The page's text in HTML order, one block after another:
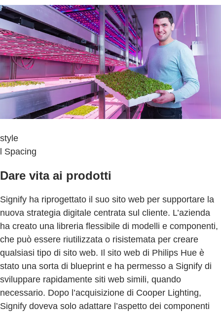
style
l Spacing
Dare vita ai prodotti
Signify ha riprogettato il suo sito web per supportare la
nuova strategia digitale centrata sul cliente. L’azienda
ha creato una libreria flessibile di modelli e componenti,
che può essere riutilizzata o risistemata per creare
qualsiasi tipo di sito web. Il sito web di Philips Hue è
stato una sorta di blueprint e ha permesso a Signify di
sviluppare rapidamente siti web simili, quando
necessario. Dopo l’acquisizione di Cooper Lighting,
Signify doveva solo adattare l’aspetto dei componenti